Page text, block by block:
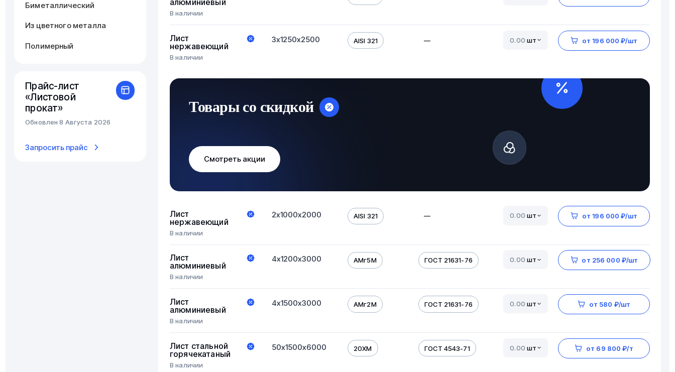
Биметаллический
Из цветного металла
Полимерный
Прайс-лист
«Листовой
прокат»
Обновлен 8 Августа 2026
Запросить прайс
алюминиевый
В наличии
Лист
нержавеющий
В наличии
3х1250х2500 AISI 321 — шт от 196 000 ₽/шт
Товары со скидкой
Смотреть акции
Лист
нержавеющий
В наличии
2х1000х2000 AISI 321 — шт от 196 000 ₽/шт
Лист
алюминиевый
В наличии
4х1200х3000 АМг5М ГОСТ 21631-76 шт от 256 000 ₽/шт
Лист
алюминиевый
В наличии
4х1500х3000 АМг2М ГОСТ 21631-76 шт от 580 ₽/шт
Лист стальной
горячекатаный
В наличии
50х1500х6000 20ХМ ГОСТ 4543-71 шт от 69 800 ₽/т